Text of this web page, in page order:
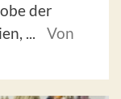
der
...
Von